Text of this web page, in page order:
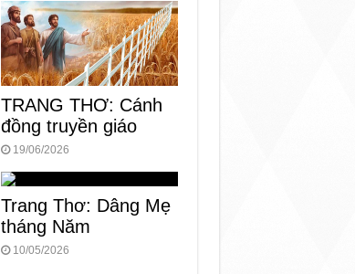
TRANG THƠ: Cánh
đồng truyền giáo
19/06/2026
Trang Thơ: Dâng Mẹ
tháng Năm
10/05/2026